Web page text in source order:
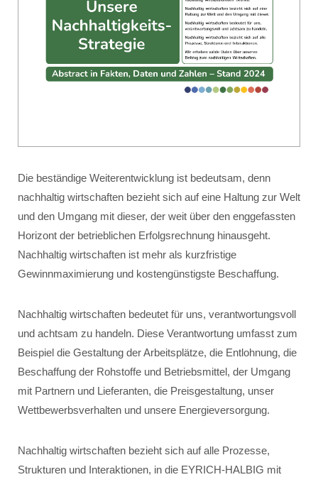
Die beständige Weiterentwicklung ist bedeutsam, denn
nachhaltig wirtschaften bezieht sich auf eine Haltung zur Welt
und den Umgang mit dieser, der weit über den enggefassten
Horizont der betrieblichen Erfolgsrechnung hinausgeht.
Nachhaltig wirtschaften ist mehr als kurzfristige
Gewinnmaximierung und kostengünstigste Beschaffung.
Nachhaltig wirtschaften bedeutet für uns, verantwortungsvoll
und achtsam zu handeln. Diese Verantwortung umfasst zum
Beispiel die Gestaltung der Arbeitsplätze, die Entlohnung, die
Beschaffung der Rohstoffe und Betriebsmittel, der Umgang
mit Partnern und Lieferanten, die Preisgestaltung, unser
Wettbewerbsverhalten und unsere Energieversorgung.
Nachhaltig wirtschaften bezieht sich auf alle Prozesse,
Strukturen und Interaktionen, in die EYRICH-HALBIG mit